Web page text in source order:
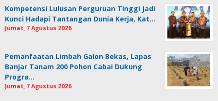
Kompetensi Lulusan Perguruan Tinggi Jadi
Kunci Hadapi Tantangan Dunia Kerja, Kat…
Jumat, 7 Agustus 2026
Pemanfaatan Limbah Galon Bekas, Lapas
Banjar Tanam 200 Pohon Cabai Dukung
Progra…
Jumat, 7 Agustus 2026